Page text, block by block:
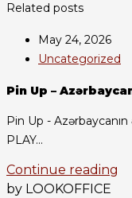
Related posts
May 24, 2026
Uncategorized
Pin Up –
Pin Up -
PLAY...
Continue reading
by LOOKOFFICE